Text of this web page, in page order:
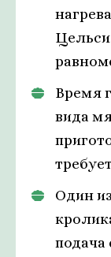
Время
вида
Один
подача